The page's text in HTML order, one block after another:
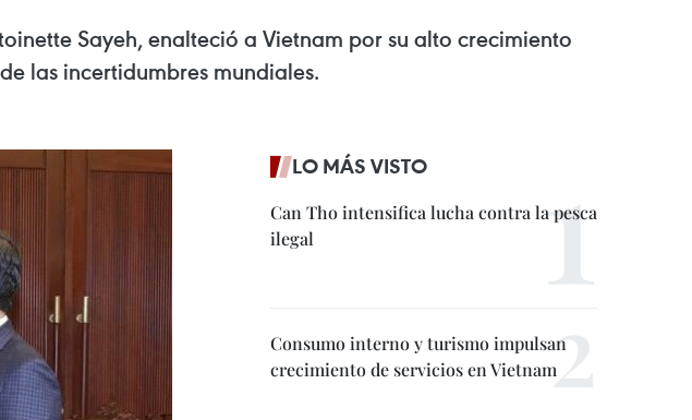
Sayeh, enalteció a Vietnam por su alto crecimiento
las incertidumbres mundiales.
LO MÁS VISTO
Can Tho intensifica lucha contra la pesca
ilegal
Consumo interno y turismo impulsan
crecimiento de servicios en Vietnam